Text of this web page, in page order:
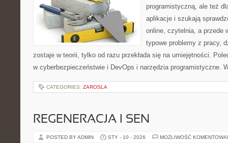
programistyczną, ale też
aplikacje i szukają
online, czytelnia, a przede
typowe problemy z pracy,
zostaje w teorii, tylko od razu przekłada się na umiejętności.
w cyberbezpieczeństwie i DevOps i narzędzia programistyczne.
CATEGORIES: ZAROSLA
REGENERACJA I SEN
POSTED BY ADMIN STY - 10 - 2026 MOŻLIWOŚĆ